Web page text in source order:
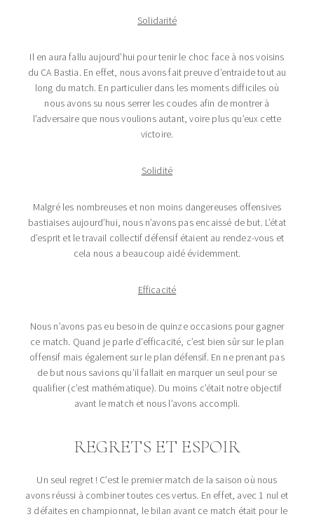
Solidarité
Il en aura fallu aujourd’hui pour tenir le choc face à nos voisins
du CA Bastia. En effet, nous avons fait preuve d’entraide tout au
long du match. En particulier dans les moments difficiles où
nous avons su nous serrer les coudes afin de montrer à
l’adversaire que nous voulions autant, voire plus qu’eux cette
victoire.
Solidité
Malgré les nombreuses et non moins dangereuses offensives
bastiaises aujourd’hui, nous n’avons pas encaissé de but. L’état
d’esprit et le travail collectif défensif étaient au rendez-vous et
cela nous a beaucoup aidé évidemment.
Efficacité
Nous n’avons pas eu besoin de quinze occasions pour gagner
ce match. Quand je parle d’efficacité, c’est bien sûr sur le plan
offensif mais également sur le plan défensif. En ne prenant pas
de but nous savions qu’il fallait en marquer un seul pour se
qualifier (c’est mathématique). Du moins c’était notre objectif
avant le match et nous l’avons accompli.
REGRETS ET ESPOIR
Un seul regret ! C’est le premier match de la saison où nous
avons réussi à combiner toutes ces vertus. En effet, avec 1 nul et
3 défaites en championnat, le bilan avant ce match était pour le